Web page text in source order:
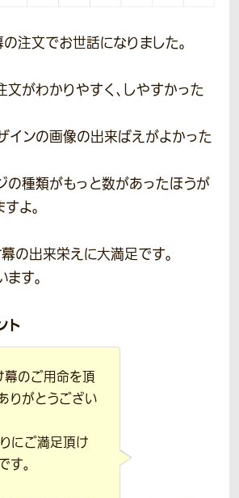
注文でお世話になりました。
文がわかりやすく、しやすかった
インの画像の出来ばえがよかった
の種類がもっと数があったほうが
よ。
の出来栄えに大満足です。
す。
ト
幕のご用命を頂
りがとうござい
にご満足頂け
す。